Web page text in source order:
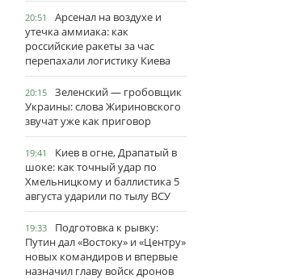
20:51
Арсенал на воздухе и
утечка аммиака: как
российские ракеты за час
перепахали логистику Киева
20:15
Зеленский — гробовщик
Украины: слова Жириновского
звучат уже как приговор
19:41
Киев в огне, Драпатый в
шоке: как точный удар по
Хмельницкому и баллистика 5
августа ударили по тылу ВСУ
19:33
Подготовка к рывку:
Путин дал «Востоку» и «Центру»
новых командиров и впервые
назначил главу войск дронов